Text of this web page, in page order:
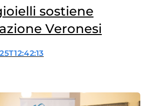
sostiene
Veronesi